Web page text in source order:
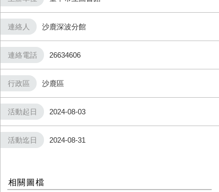
連絡人 沙鹿深波分館
連絡電話 26634606
行政區 沙鹿區
活動起日 2024-08-03
活動迄日 2024-08-31
相關圖檔